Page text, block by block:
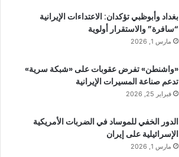
بغداد وأبوظبي تؤكدان: الاعتداءات الإيرانية
“سافرة” والاستقرار أولوية
مارس 1, 2026
«واشنطن» تفرض عقوبات على «شبكة سرية»
تدعم صناعة المسيرات الإيرانية
فبراير 25, 2026
الدور الخفي للموساد في الضربات الأمريكية
الإسرائيلية على إيران
مارس 1, 2026